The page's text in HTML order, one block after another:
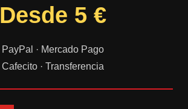
Desde 5 €
PayPal · Mercado Pago
Cafecito · Transferencia